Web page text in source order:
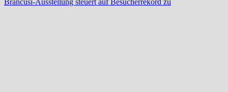
Brancusi-Ausstellung steuert auf Besucherrekord zu